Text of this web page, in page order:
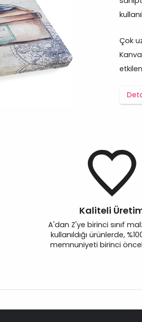
Çok
Kaliteli
A'dan Z'ye birinci sınıf
kullanıldığı ürünlerde,
memnuniyeti birinci